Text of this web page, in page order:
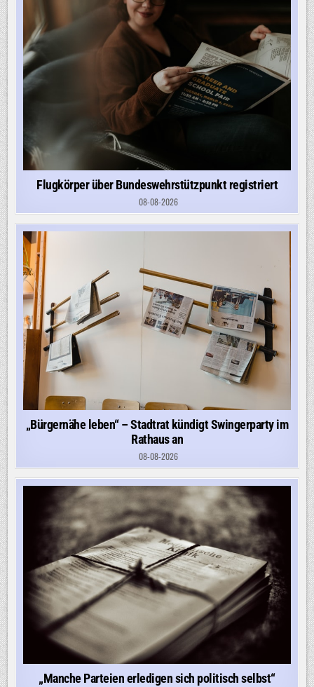
Flugkörper über Bundeswehrstützpunkt registriert
08-08-2026
„Bürgernähe leben“ – Stadtrat kündigt Swingerparty im
Rathaus an
08-08-2026
„Manche Parteien erledigen sich politisch selbst“